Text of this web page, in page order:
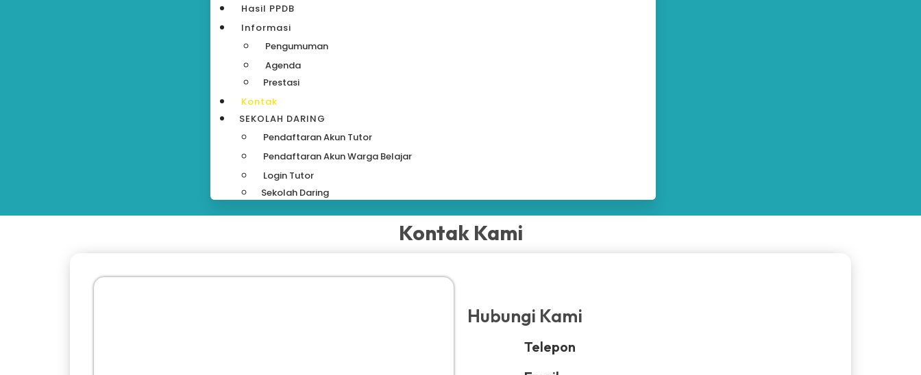
Hasil PPDB
Informasi
Pengumuman
Agenda
Prestasi
Kontak
SEKOLAH DARING
Pendaftaran Akun Tutor
Pendaftaran Akun Warga Belajar
Login Tutor
Sekolah Daring
Kontak Kami
Hubungi Kami
Telepon